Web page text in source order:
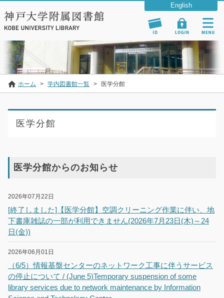
ホーム > 学内図書館一覧 > 医学分館
医学分館
医学分館からのお知らせ
2026年07月22日
[終了しました]【医学分館】空調クリーニング作業に伴い、地
下書庫雑誌の一部が利用できません(2026年7月23日(木)～24
日(金))
2026年06月01日
（6/5）情報基盤センターのネットワーク工事に伴うサービス
の停止について / (June 5)Temporary suspension of some
library services due to network maintenance by Information